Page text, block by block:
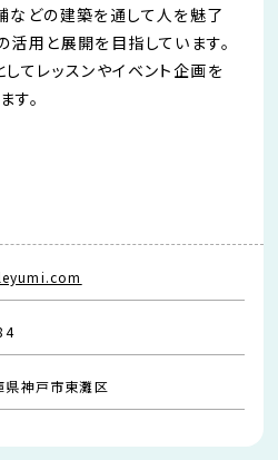
などの建築を通して人を魅了
活用と展開を目指しています。
してレッスンやイベント企画を
す。
神戸市東灘区